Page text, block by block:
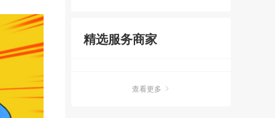
精选服务商家
查看更多